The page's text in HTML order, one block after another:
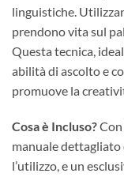
linguistiche.
prendono vita sul
Questa tecnica,
abilità di ascolto e
promuove la
Cosa è Incluso?
manuale dettagliato
l’utilizzo, e un